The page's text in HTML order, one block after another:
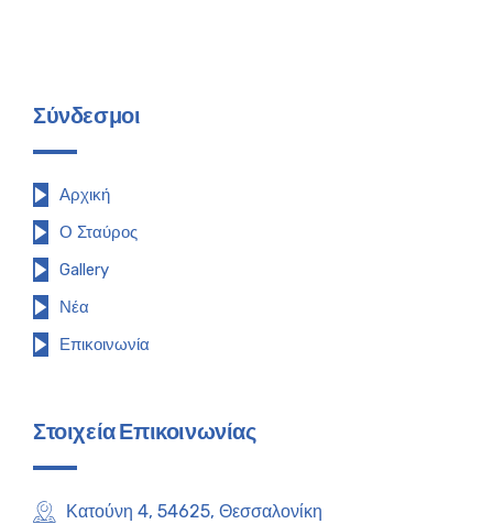
Σύνδεσμοι
Αρχική
Ο Σταύρος
Gallery
Νέα
Επικοινωνία
Στοιχεία Επικοινωνίας
Κατούνη 4, 54625, Θεσσαλονίκη